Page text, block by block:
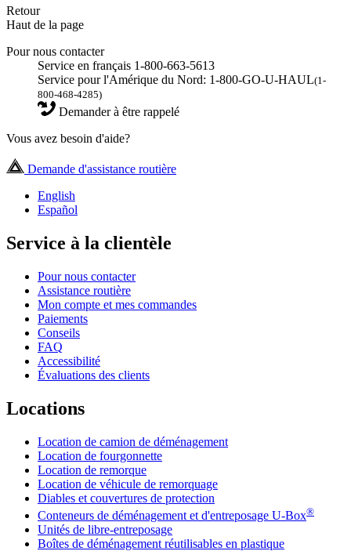
Retour
Haut de la page
Pour nous contacter
Service en français 1-800-663-5613
Service pour l'Amérique du Nord: 1-800-GO-U-HAUL(1-
800-468-4285)
Demander à être rappelé
Vous avez besoin d'aide?
Demande d'assistance routière
English
Español
Service à la clientèle
Pour nous contacter
Assistance routière
Mon compte et mes commandes
Paiements
Conseils
FAQ
Accessibilité
Évaluations des clients
Locations
Location de camion de déménagement
Location de fourgonnette
Location de remorque
Location de véhicule de remorquage
Diables et couvertures de protection
Conteneurs de déménagement et d'entreposage U-Box®
Unités de libre-entreposage
Boîtes de déménagement réutilisables en plastique